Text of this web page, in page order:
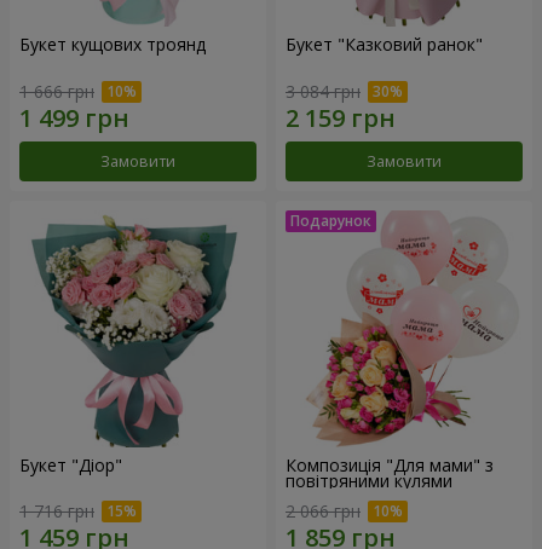
Букет кущових троянд
1 666 грн
Замовити
Букет "Казковий ранок"
3 084 грн
Замовити
Букет "Діор"
1 716 грн
Композиція "Для мами" з
повітряними кулями
2 066 грн